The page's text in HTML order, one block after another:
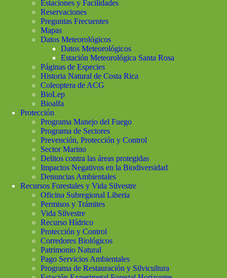
Estaciones y Facilidades
Reservaciones
Preguntas Frecuentes
Mapas
Datos Meteorológicos
Datos Meteorológicos
Estación Meteorológica Santa Rosa
Páginas de Especies
Historia Natural de Costa Rica
Coleoptera de ACG
BioLep
Bioalfa
Protección
Programa Manejo del Fuego
Programa de Sectores
Prevención, Protección y Control
Sector Marino
Delitos contra las áreas protegidas
Impactos Negativos en la Biodiversidad
Denuncias Ambientales
Recursos Forestales y Vida Silvestre
Oficina Subregional Liberia
Permisos y Trámites
Vida Silvestre
Recurso Hídrico
Protección y Control
Corredores Biológicos
Patrimonio Natural
Pago Servicios Ambientales
Programa de Restauración y Silvicultura